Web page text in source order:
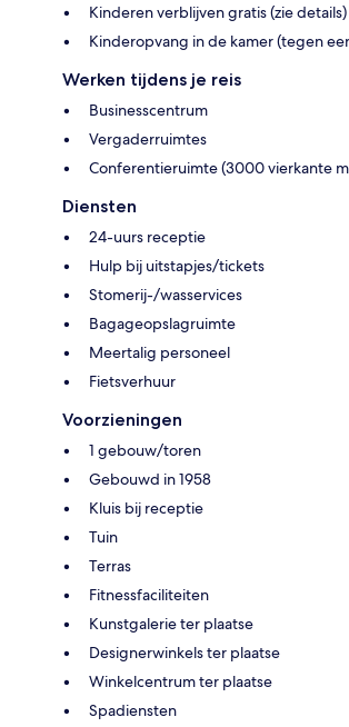
Kinderen verblijven gratis (zie details)
Kinderopvang in de kamer (tegen
Werken tijdens je reis
Businesscentrum
Vergaderruimtes
Conferentieruimte (3000 vierkante
Diensten
24-uurs receptie
Hulp bij uitstapjes/tickets
Stomerij-/wasservices
Bagageopslagruimte
Meertalig personeel
Fietsverhuur
Voorzieningen
1 gebouw/toren
Gebouwd in 1958
Kluis bij receptie
Tuin
Terras
Fitnessfaciliteiten
Kunstgalerie ter plaatse
Designerwinkels ter plaatse
Winkelcentrum ter plaatse
Spadiensten